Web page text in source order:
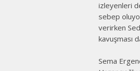
izleyenleri
sebep
verirken
kavuşması
Sema